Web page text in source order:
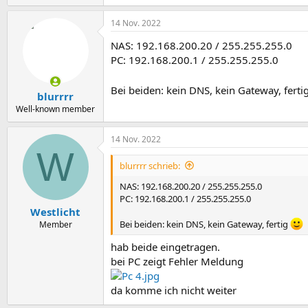
blurrrr
Well-known member
14 Nov. 2022
NAS: 192.168.200.20 / 255.255.255.0
PC: 192.168.200.1 / 255.255.255.0
Bei beiden: kein DNS, kein Gateway,
W
Westlicht
Member
14 Nov. 2022
blurrrr schrieb:
NAS: 192.168.200.20 / 255.255.255.0
PC: 192.168.200.1 / 255.255.255.0
Bei beiden: kein DNS, kein Gateway, fertig
hab beide eingetragen.
bei PC zeigt Fehler Meldung
da komme ich nicht weiter